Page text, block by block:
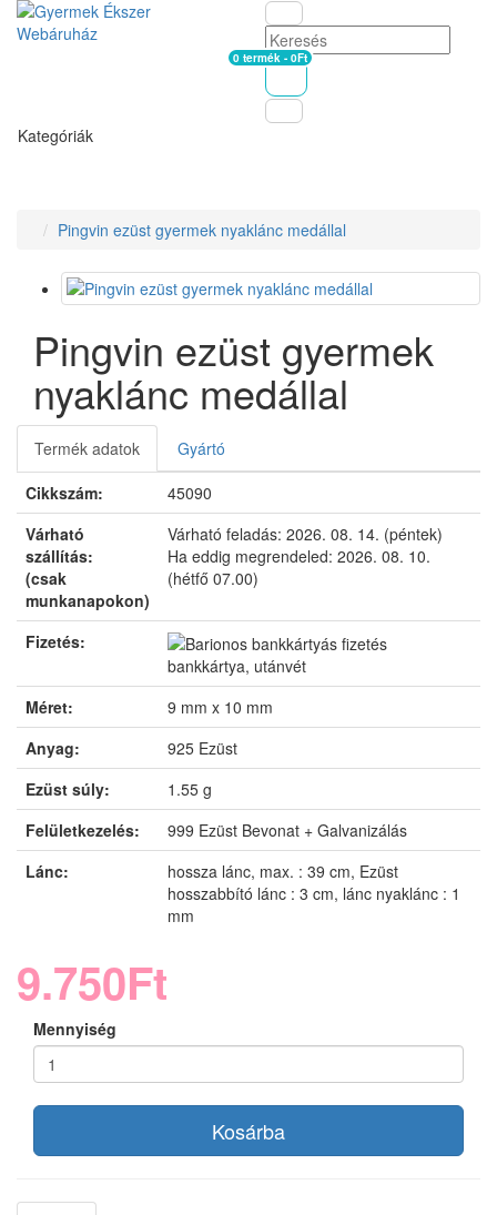
Kosár
0 termék - 0Ft
Kategóriák
Pingvin ezüst gyermek nyaklánc medállal
Pingvin ezüst gyermek
nyaklánc medállal
Termék adatok
Gyártó
Cikkszám:
45090
Várható
szállítás:
(csak
munkanapokon)
Várható feladás: 2026. 08. 14. (péntek)
Ha eddig megrendeled: 2026. 08. 10.
(hétfő 07.00)
Fizetés:
bankkártya, utánvét
Méret:
9 mm x 10 mm
Anyag:
925 Ezüst
Ezüst súly:
1.55 g
Felületkezelés:
999 Ezüst Bevonat + Galvanizálás
Lánc:
hossza lánc, max. : 39 cm, Ezüst
hosszabbító lánc : 3 cm, lánc nyaklánc : 1
mm
9.750Ft
Mennyiség
Kosárba